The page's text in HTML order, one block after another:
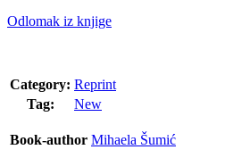
Odlomak iz knjige
Category: Reprint
Tag:
New
Book-author Mihaela Šumić